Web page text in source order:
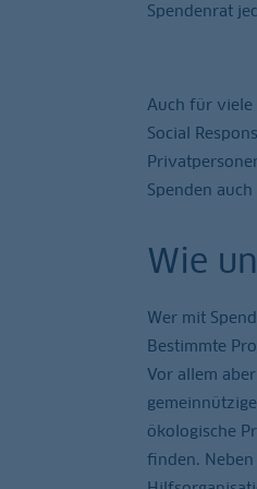
Spendenrat
Auch für viele
Social
Spenden
Wie
Wer mit
Bestimmte
Vor allem
ökologische
finden.